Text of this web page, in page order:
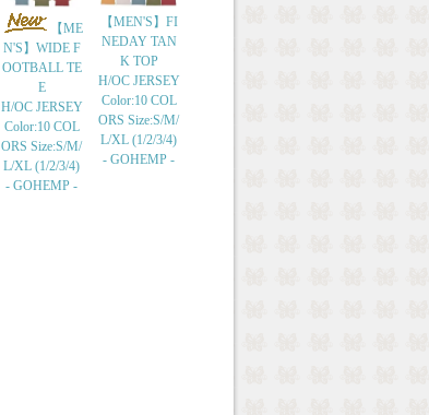
【ME
N'S】WIDE F
OOTBALL TE
E
H/OC JERSEY
Color:10 COL
ORS Size:S/M/
L/XL (1/2/3/4)
- GOHEMP -
【MEN'S】FI
NEDAY TAN
K TOP
H/OC JERSEY
Color:10 COL
ORS Size:S/M/
L/XL (1/2/3/4)
- GOHEMP -